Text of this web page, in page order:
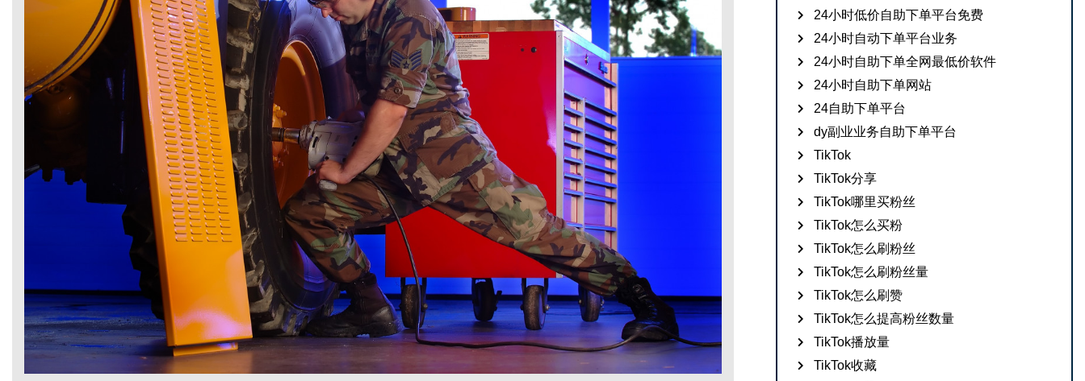
24小时低价自助下单平台免费
24小时自动下单平台业务
24小时自助下单全网最低价软件
24小时自助下单网站
24自助下单平台
dy副业业务自助下单平台
TikTok
TikTok分享
TikTok哪里买粉丝
TikTok怎么买粉
TikTok怎么刷粉丝
TikTok怎么刷粉丝量
TikTok怎么刷赞
TikTok怎么提高粉丝数量
TikTok播放量
TikTok收藏